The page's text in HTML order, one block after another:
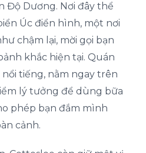
Độ Dương. Nơi đây thể
Úc điển hình, một nơi
chậm lại, mời gọi bạn
khắc hiện tại. Quán
tiếng, nằm ngay trên
lý tưởng để dùng bữa
phép bạn đắm mình
cảnh.